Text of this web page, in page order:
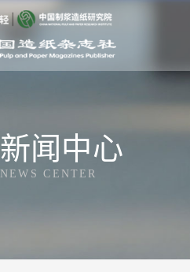
新闻中心
NEWS CENTER